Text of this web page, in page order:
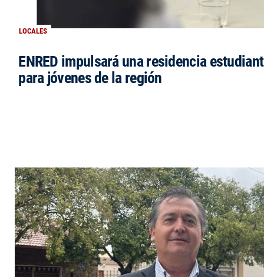
LOCALES
ENRED impulsará una residencia
para jóvenes de la región